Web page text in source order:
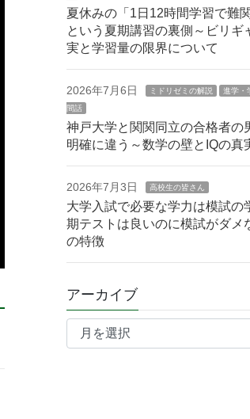
夏休みの「1日12時間学習で難
という夏期講習の裏側～ビリギ
実と学習量の限界について
2026年7月6日 ミドリゼミの解説
進学・
間話
神戸大学と関関同立の合格者の
明確に違う～数学の壁とIQの真
2026年7月3日 高校生の皆さん
大学入試で必要な学力は模試の
期テストは良いのに模試がダメ
の特徴
アーカイブ
ア